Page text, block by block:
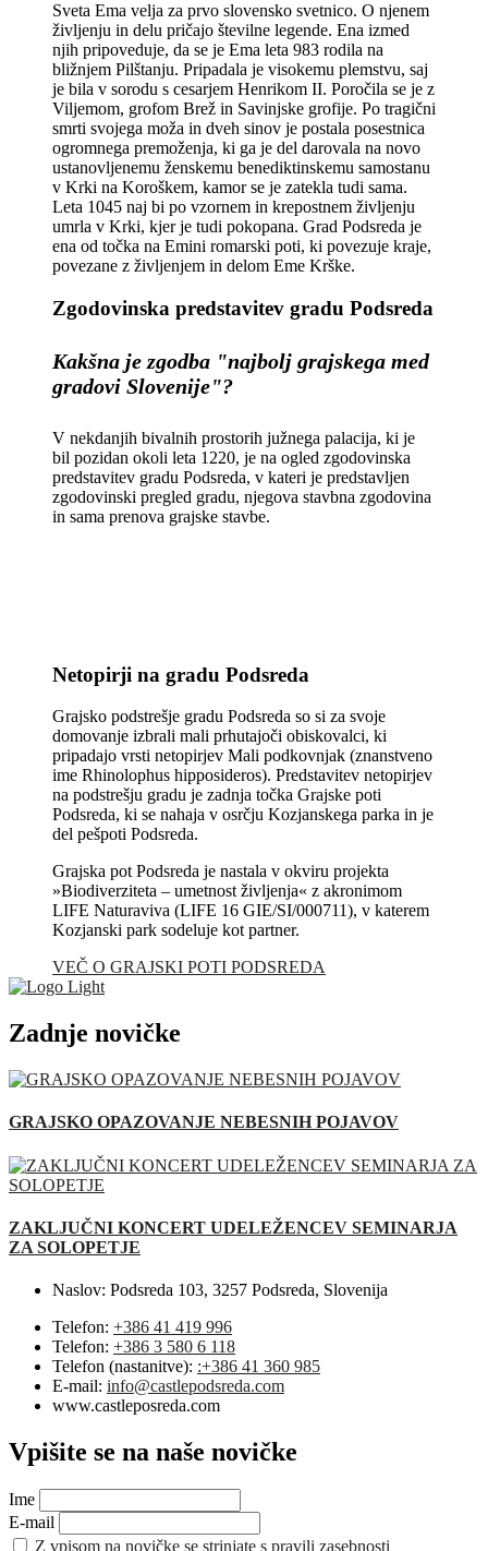
Sveta Ema velja za prvo slovensko svetnico. O njenem
življenju in delu pričajo številne legende. Ena izmed
njih pripoveduje, da se je Ema leta 983 rodila na
bližnjem Pilštanju. Pripadala je visokemu plemstvu, saj
je bila v sorodu s cesarjem Henrikom II. Poročila se je z
Viljemom, grofom Brež in Savinjske grofije. Po tragični
smrti svojega moža in dveh sinov je postala posestnica
ogromnega premoženja, ki ga je del darovala na novo
ustanovljenemu ženskemu benediktinskemu samostanu
v Krki na Koroškem, kamor se je zatekla tudi sama.
Leta 1045 naj bi po vzornem in krepostnem življenju
umrla v Krki, kjer je tudi pokopana. Grad Podsreda je
ena od točka na Emini romarski poti, ki povezuje kraje,
povezane z življenjem in delom Eme Krške.
Zgodovinska predstavitev gradu Podsreda
Kakšna je zgodba "najbolj grajskega med
gradovi Slovenije"?
V nekdanjih bivalnih prostorih južnega palacija, ki je
bil pozidan okoli leta 1220, je na ogled zgodovinska
predstavitev gradu Podsreda, v kateri je predstavljen
zgodovinski pregled gradu, njegova stavbna zgodovina
in sama prenova grajske stavbe.
Netopirji na gradu Podsreda
Grajsko podstrešje gradu Podsreda so si za svoje
domovanje izbrali mali prhutajoči obiskovalci, ki
pripadajo vrsti netopirjev Mali podkovnjak (znanstveno
ime Rhinolophus hipposideros). Predstavitev netopirjev
na podstrešju gradu je zadnja točka Grajske poti
Podsreda, ki se nahaja v osrčju Kozjanskega parka in je
del pešpoti Podsreda.
Grajska pot Podsreda je nastala v okviru projekta
»Biodiverziteta – umetnost življenja« z akronimom
LIFE Naturaviva (LIFE 16 GIE/SI/000711), v katerem
Kozjanski park sodeluje kot partner.
VEČ O GRAJSKI POTI PODSREDA
Zadnje novičke
GRAJSKO OPAZOVANJE NEBESNIH POJAVOV
ZAKLJUČNI KONCERT UDELEŽENCEV SEMINARJA
ZA SOLOPETJE
Naslov: Podsreda 103, 3257 Podsreda, Slovenija
Telefon: +386 41 419 996
Telefon: +386 3 580 6 118
Telefon (nastanitve): :+386 41 360 985
E-mail: info@castlepodsreda.com
www.castleposreda.com
Vpišite se na naše novičke
Ime
E-mail
Z vpisom na novičke se strinjate s pravili zasebnosti